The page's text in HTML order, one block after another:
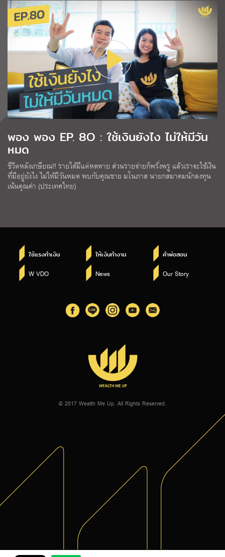
พอง พอง EP. 8O : ใช้เงินยังไง ไม่ให้มีวัน
หมด
ชีวิตหลังเกษียณ!! รายได้มีแต่หดหาย ส่วนรายจ่ายก็พรั่งพรู แล้วเราจะใช้เงิน
ที่มีอยู่ยังไง ไม่ให้มีวันหมด พบกับคุณชาย มโนภาส นายกสมาคมนักลงทุน
เน้นคุณค่า (ประเทศไทย)
ใช้แรงทำเงิน ให้เงินทำงาน คำพ่อสอน
W VDO News Our Story
© 2017 Wealth Me Up. All Rights Reserved.